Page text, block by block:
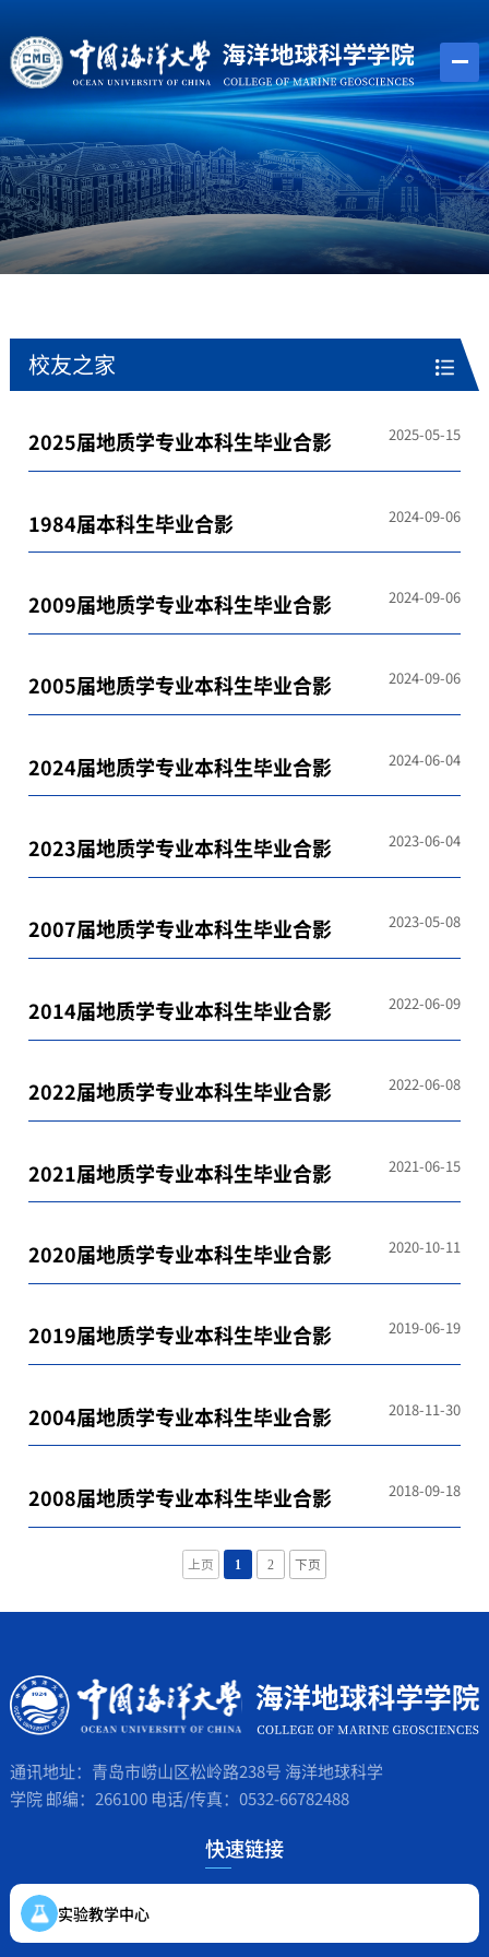
校友之家
2025届地质学专业本科生毕业合影 2025-05-15
1984届本科生毕业合影 2024-09-06
2009届地质学专业本科生毕业合影 2024-09-06
2005届地质学专业本科生毕业合影 2024-09-06
2024届地质学专业本科生毕业合影 2024-06-04
2023届地质学专业本科生毕业合影 2023-06-04
2007届地质学专业本科生毕业合影 2023-05-08
2014届地质学专业本科生毕业合影 2022-06-09
2022届地质学专业本科生毕业合影 2022-06-08
2021届地质学专业本科生毕业合影 2021-06-15
2020届地质学专业本科生毕业合影 2020-10-11
2019届地质学专业本科生毕业合影 2019-06-19
2004届地质学专业本科生毕业合影 2018-11-30
2008届地质学专业本科生毕业合影 2018-09-18
上页 1 2 下页
通讯地址：青岛市崂山区松岭路238号 海洋地球科学
学院 邮编：266100 电话/传真：0532-66782488
快速链接
实验教学中心